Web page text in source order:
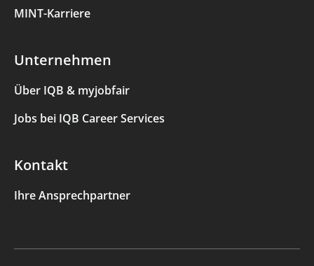
MINT-Karriere
Unternehmen
Über IQB & myjobfair
Jobs bei IQB Career Services
Kontakt
Ihre Ansprechpartner